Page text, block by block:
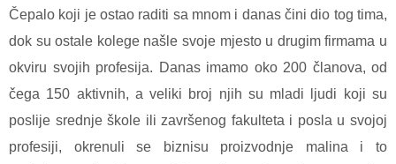
Čepalo koji je ostao raditi sa mnom i danas čini dio tog tima,
dok su ostale kolege našle svoje mjesto u drugim firmama u
okviru svojih profesija. Danas imamo oko 200 članova, od
čega 150 aktivnih, a veliki broj njih su mladi ljudi koji su
poslije srednje škole ili završenog fakulteta i posla u svojoj
profesiji, okrenuli se biznisu proizvodnje malina i to